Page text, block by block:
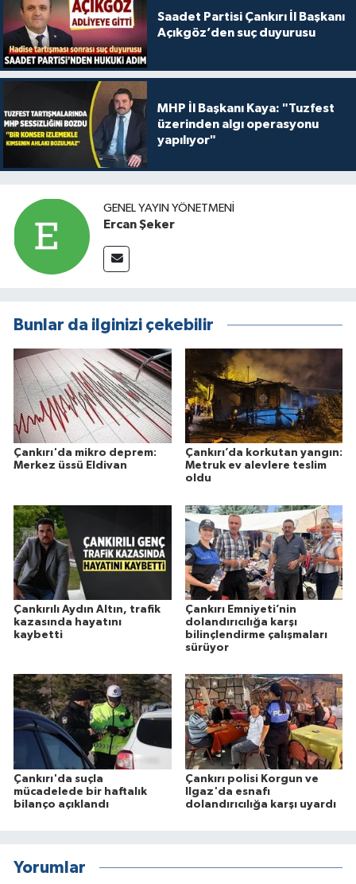
Saadet Partisi Çankırı İl Başkanı
Açıkgöz’den suç duyurusu
MHP İl Başkanı Kaya: "Tuzfest
üzerinden algı operasyonu
yapılıyor"
GENEL YAYIN YÖNETMENI
Ercan Şeker
Bunlar da ilginizi çekebilir
Çankırı'da mikro deprem:
Merkez üssü Eldivan
Çankırı’da korkutan yangın:
Metruk ev alevlere teslim
oldu
Çankırılı Aydın Altın, trafik
kazasında hayatını
kaybetti
Çankırı Emniyeti’nin
dolandırıcılığa karşı
bilinçlendirme çalışmaları
sürüyor
Çankırı'da suçla
mücadelede bir haftalık
bilanço açıklandı
Çankırı polisi Korgun ve
Ilgaz'da esnafı
dolandırıcılığa karşı uyardı
Yorumlar